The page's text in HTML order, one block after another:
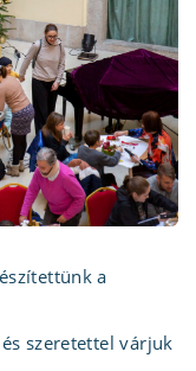
a
szeretettel várjuk